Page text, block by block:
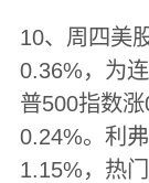
10、周四美
0.36%，为
普500指数
0.24%。利
1.15%，热